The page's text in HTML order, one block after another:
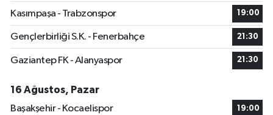
Kasımpaşa - Trabzonspor 19:00
Gençlerbirliği S.K. - Fenerbahçe 21:30
Gaziantep FK - Alanyaspor 21:30
16 Ağustos, Pazar
Başakşehir - Kocaelispor
19:00